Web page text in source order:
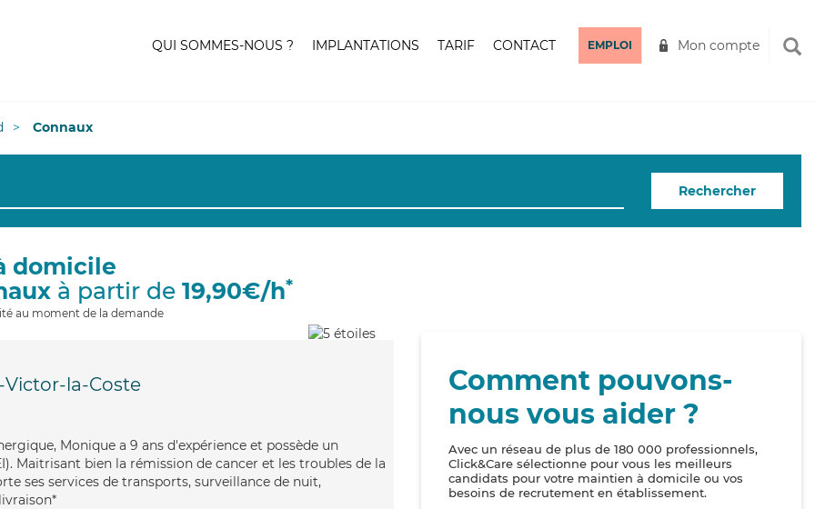
QUI SOMMES-NOUS ? IMPLANTATIONS TARIF CONTACT EMPLOI Mon compte
Connaux
Rechercher
domicile
à partir de 19,90€/h*
au moment de la demande
Victor-la-Coste
Monique a 9 ans d'expérience et possède un
Maitrisant bien la rémission de cancer et les troubles de la
ses services de transports, surveillance de nuit,
Comment pouvons-
nous vous aider ?
Avec un réseau de plus de 180 000 professionnels,
Click&Care sélectionne pour vous les meilleurs
candidats pour votre maintien à domicile ou vos
besoins de recrutement en établissement.